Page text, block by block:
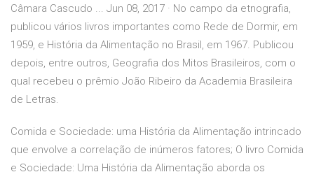
Câmara Cascudo ... Jun 08, 2017 · No campo da etnografia,
publicou vários livros importantes como Rede de Dormir, em
1959, e História da Alimentação no Brasil, em 1967. Publicou
depois, entre outros, Geografia dos Mitos Brasileiros, com o
qual recebeu o prêmio João Ribeiro da Academia Brasileira
de Letras.
Comida e Sociedade: uma História da Alimentação intrincado
que envolve a correlação de inúmeros fatores; O livro Comida
e Sociedade: Uma História da Alimentação aborda os